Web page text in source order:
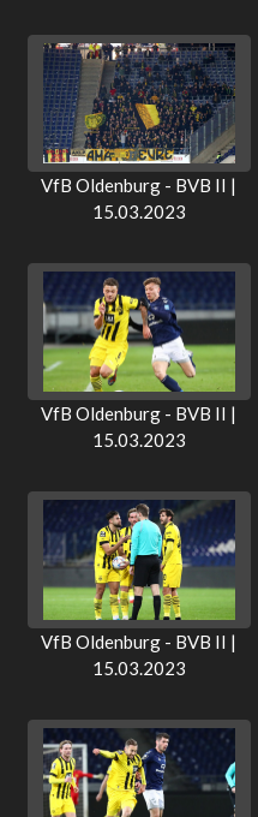
VfB Oldenburg - BVB II |
15.03.2023
VfB Oldenburg - BVB II |
15.03.2023
VfB Oldenburg - BVB II |
15.03.2023